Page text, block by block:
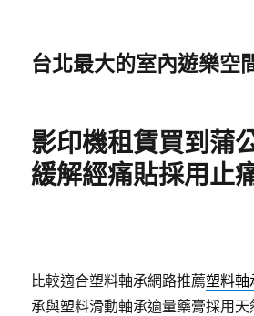
台北最大的室內遊樂空
影印機租賃買到蒲
緩解經痛貼採用止
比較適合塑料軸承網路推薦塑料軸
承與塑料滑動軸承適量藥膏採用